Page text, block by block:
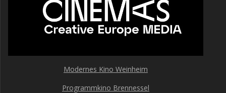
Modernes Kino Weinheim
Programmkino Brennessel